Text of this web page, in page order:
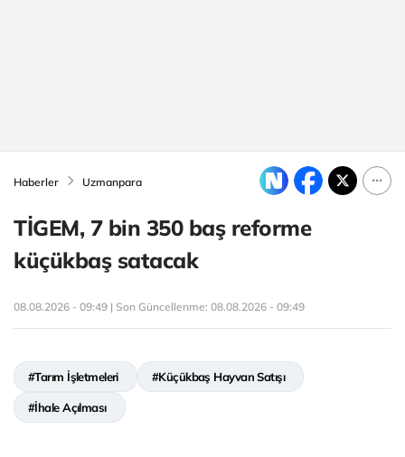
Haberler Uzmanpara
TİGEM, 7 bin 350 baş reforme
küçükbaş satacak
08.08.2026 - 09:49 | Son Güncellenme: 08.08.2026 - 09:49
#Tarım İşletmeleri #Küçükbaş Hayvan Satışı
#İhale Açılması